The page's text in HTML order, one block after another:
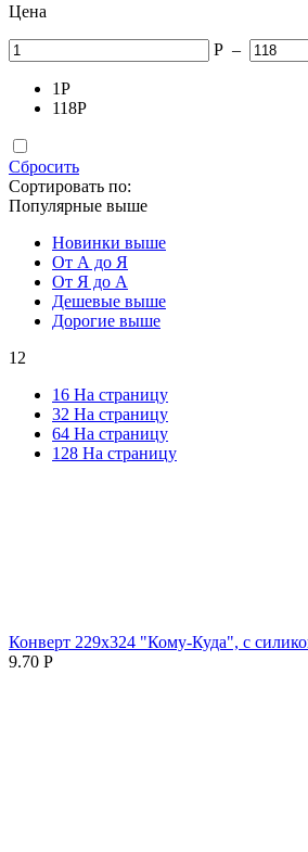
Цена
Р –
1Р
118Р
Сбросить
Сортировать по:
Популярные выше
Новинки выше
От А до Я
От Я до А
Дешевые выше
Дорогие выше
12
16 На страницу
32 На страницу
64 На страницу
128 На страницу
Конверт 229х324 "Кому-Куда", с
9.70 Р